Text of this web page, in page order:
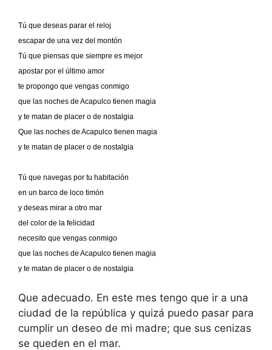
Tú que deseas parar el reloj
escapar de una vez del montón
Tú que piensas que siempre es mejor
apostar por el último amor
te propongo que vengas conmigo
que las noches de Acapulco tienen magia
y te matan de placer o de nostalgia
Que las noches de Acapulco tienen magia
y te matan de placer o de nostalgia
Tú que navegas por tu habitación
en un barco de loco timón
y deseas mirar a otro mar
del color de la felicidad
necesito que vengas conmigo
que las noches de Acapulco tienen magia
y te matan de placer o de nostalgia
Que adecuado. En este mes tengo que ir a una
ciudad de la república y quizá puedo pasar para
cumplir un deseo de mi madre; que sus cenizas
se queden en el mar.